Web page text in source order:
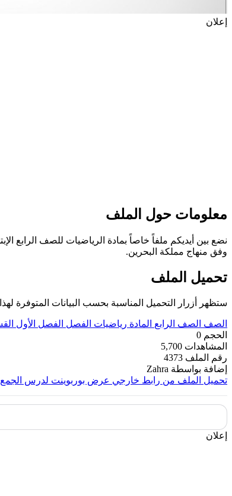
إعلان
معلومات حول الملف
نضع بين أيديكم ملفاً خاصاً بمادة الرياضيات للصف الرابع
وفق منهاج مملكة البحرين.
تحميل الملف
ستظهر أزرار التحميل المناسبة بحسب البيانات المتوفرة
الصف الصف الرابع المادة رياضيات الفصل الفصل الأول
الحجم 0
المشاهدات 5,700
رقم الملف 4373
إضافة بواسطة Zahra
تحميل الملف من رابط خارجي عرض بوربوينت لدرس
إعلان